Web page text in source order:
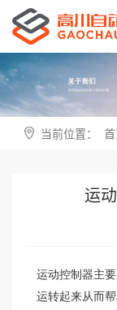
当前位置：
运
运动控制器主
运转起来从而